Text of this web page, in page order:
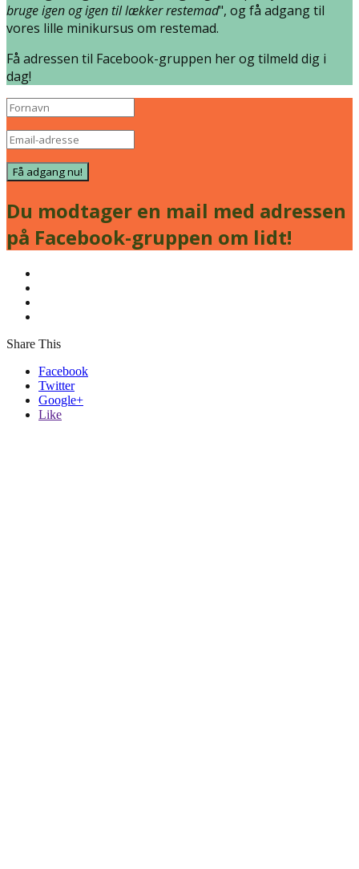
bruge igen og igen til lækker restemad", og få adgang til
vores lille minikursus om restemad.
Få adressen til Facebook-gruppen her og tilmeld dig i
dag!
Få adgang nu!
Du modtager en mail med adressen
på Facebook-gruppen om lidt!
Share This
Facebook
Twitter
Google+
Like